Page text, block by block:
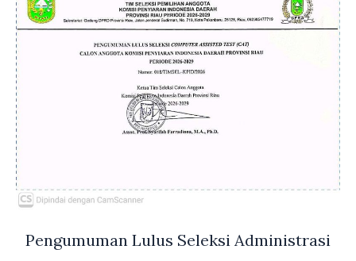
Pengumuman Lulus Seleksi Administrasi